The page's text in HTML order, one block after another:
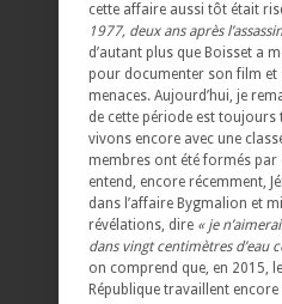
cette affaire aussi tôt était
1977, deux ans après
d’autant plus que Boisset a
pour documenter son film et
menaces. Aujourd’hui, je
de cette période est toujours
vivons encore avec une
membres ont été formés par
entend, encore récemment,
dans l’affaire Bygmalion et
révélations, dire « je
dans vingt centimètres d’eau
on comprend que, en 2015,
République travaillent